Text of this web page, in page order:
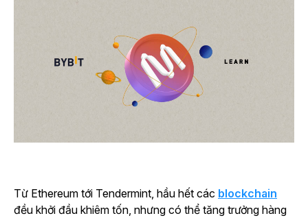
Từ Ethereum tới Tendermint, hầu hết các blockchain
đều khởi đầu khiêm tốn, nhưng có thể tăng trưởng hàng